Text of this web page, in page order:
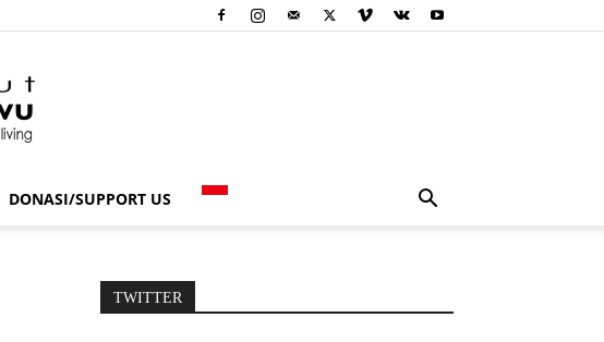
DONASI/SUPPORT US
TWITTER